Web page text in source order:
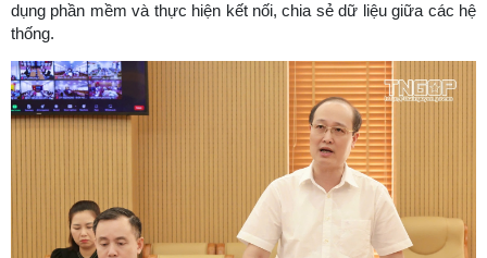
dụng phần mềm và thực hiện kết nối, chia sẻ dữ liệu giữa các hệ
thống.